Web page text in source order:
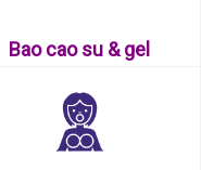
Bao cao su & gel